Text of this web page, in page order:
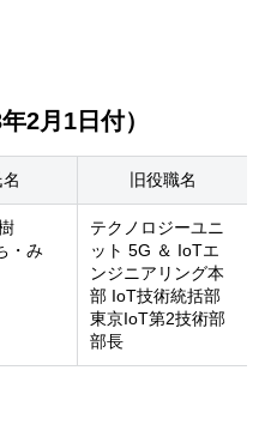
2月1日付）
旧役職名
・み
テクノロジーユニ
ット 5G ＆ IoTエ
ンジニアリング本
部 IoT技術統括部
東京IoT第2技術部
部長